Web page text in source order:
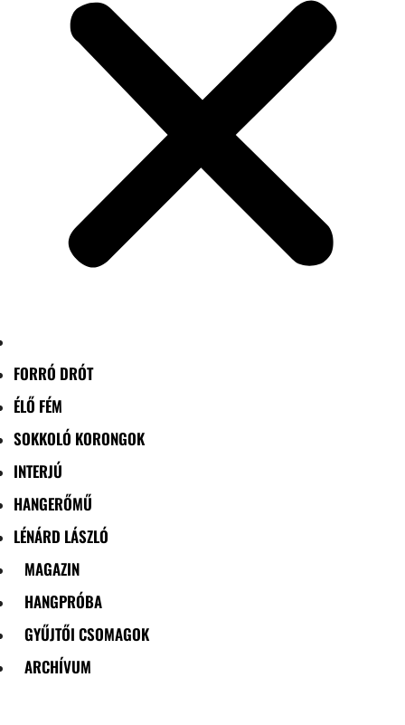
FORRÓ DRÓT
ÉLŐ FÉM
SOKKOLÓ KORONGOK
INTERJÚ
HANGERŐMŰ
LÉNÁRD LÁSZLÓ
MAGAZIN
HANGPRÓBA
GYŰJTŐI CSOMAGOK
ARCHÍVUM